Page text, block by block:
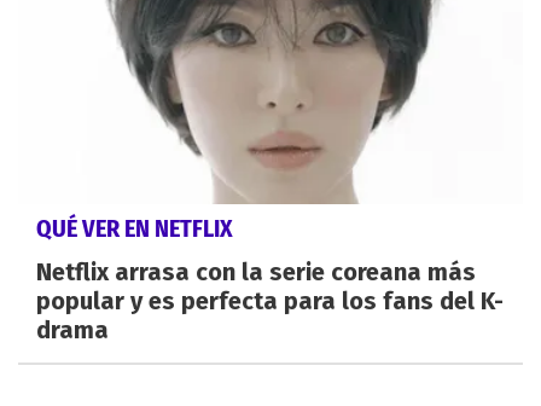
QUÉ VER EN NETFLIX
Netflix arrasa con la serie coreana más
popular y es perfecta para los fans del K-
drama